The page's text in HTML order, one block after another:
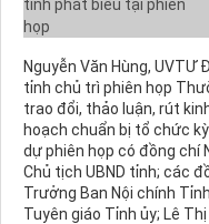
Nguyễn Văn Hùng, UVTƯ
tỉnh chủ trì phiên họp
trao đổi, thảo luận, rút
hoạch chuẩn bị tổ chức
dự phiên họp có đồng chí
Chủ tịch UBND tỉnh; các
Trưởng Ban Nội chính
Tuyên giáo Tỉnh ủy; Lê